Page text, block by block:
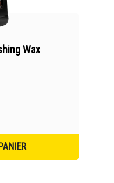
Wax